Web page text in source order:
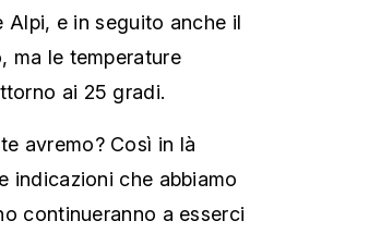
e in seguito anche il
ma le temperature
ai 25 gradi.
avremo? Così in là
indicazioni che abbiamo
continueranno a esserci